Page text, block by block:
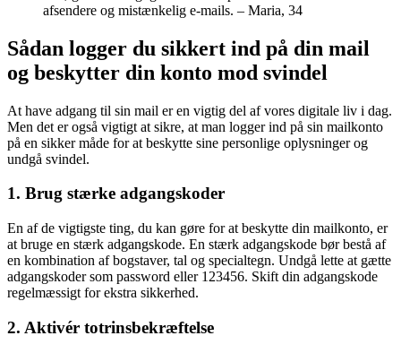
afsendere og mistænkelig e-mails. – Maria, 34
Sådan logger du sikkert ind på din mail
og beskytter din konto mod svindel
At have adgang til sin mail er en vigtig del af vores digitale liv i dag.
Men det er også vigtigt at sikre, at man logger ind på sin mailkonto
på en sikker måde for at beskytte sine personlige oplysninger og
undgå svindel.
1. Brug stærke adgangskoder
En af de vigtigste ting, du kan gøre for at beskytte din mailkonto, er
at bruge en stærk adgangskode. En stærk adgangskode bør bestå af
en kombination af bogstaver, tal og specialtegn. Undgå lette at gætte
adgangskoder som password eller 123456. Skift din adgangskode
regelmæssigt for ekstra sikkerhed.
2. Aktivér totrinsbekræftelse